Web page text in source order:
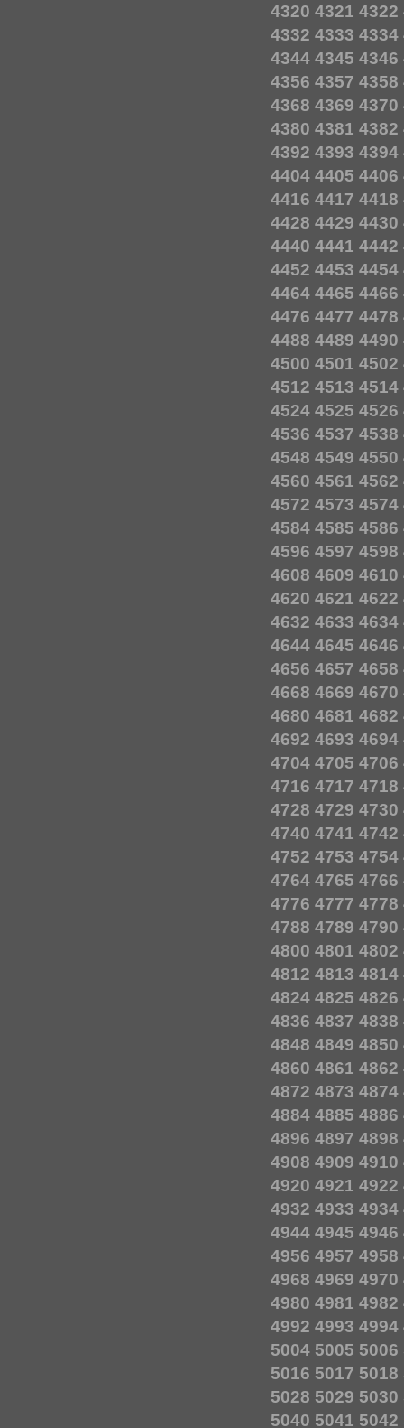
4320 4321 4322
4332 4333 4334
4344 4345 4346
4356 4357 4358
4368 4369 4370
4380 4381 4382
4392 4393 4394
4404 4405 4406
4416 4417 4418
4428 4429 4430
4440 4441 4442
4452 4453 4454
4464 4465 4466
4476 4477 4478
4488 4489 4490
4500 4501 4502
4512 4513 4514
4524 4525 4526
4536 4537 4538
4548 4549 4550
4560 4561 4562
4572 4573 4574
4584 4585 4586
4596 4597 4598
4608 4609 4610
4620 4621 4622
4632 4633 4634
4644 4645 4646
4656 4657 4658
4668 4669 4670
4680 4681 4682
4692 4693 4694
4704 4705 4706
4716 4717 4718
4728 4729 4730
4740 4741 4742
4752 4753 4754
4764 4765 4766
4776 4777 4778
4788 4789 4790
4800 4801 4802
4812 4813 4814
4824 4825 4826
4836 4837 4838
4848 4849 4850
4860 4861 4862
4872 4873 4874
4884 4885 4886
4896 4897 4898
4908 4909 4910
4920 4921 4922
4932 4933 4934
4944 4945 4946
4956 4957 4958
4968 4969 4970
4980 4981 4982
4992 4993 4994
5004 5005 5006
5016 5017 5018
5028 5029 5030
5040 5041 5042